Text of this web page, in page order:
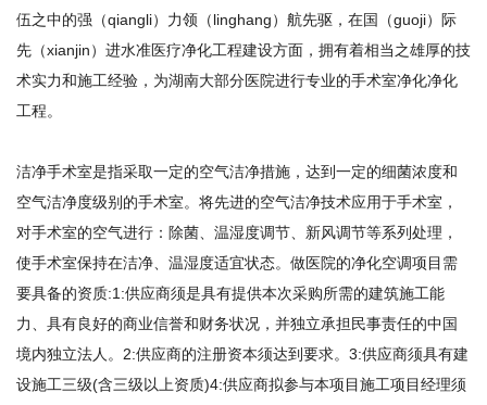
伍之中的强（qiangli）力领（linghang）航先驱，在国（guoji）际
先（xianjin）进水准医疗净化工程建设方面，拥有着相当之雄厚的技
术实力和施工经验，为湖南大部分医院进行专业的手术室净化净化
工程。
洁净手术室是指采取一定的空气洁净措施，达到一定的细菌浓度和
空气洁净度级别的手术室。将先进的空气洁净技术应用于手术室，
对手术室的空气进行：除菌、温湿度调节、新风调节等系列处理，
使手术室保持在洁净、温湿度适宜状态。做医院的净化空调项目需
要具备的资质:1:供应商须是具有提供本次采购所需的建筑施工能
力、具有良好的商业信誉和财务状况，并独立承担民事责任的中国
境内独立法人。2:供应商的注册资本须达到要求。3:供应商须具有建
设施工三级(含三级以上资质)4:供应商拟参与本项目施工项目经理须